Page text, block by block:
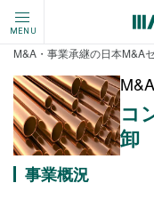
MENU
M&A・事業承継の日本M&A
コ
卸
事業概況